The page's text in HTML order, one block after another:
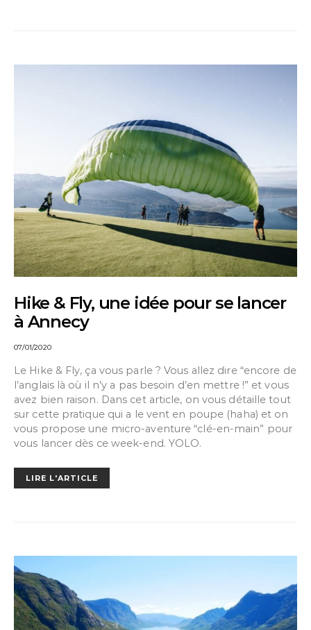
Hike & Fly, une idée pour se lancer
à Annecy
07/01/2020
Le Hike & Fly, ça vous parle ? Vous allez dire “encore de
l’anglais là où il n’y a pas besoin d’en mettre !” et vous
avez bien raison. Dans cet article, on vous détaille tout
sur cette pratique qui a le vent en poupe (haha) et on
vous propose une micro-aventure “clé-en-main” pour
vous lancer dès ce week-end. YOLO.
LIRE L'ARTICLE